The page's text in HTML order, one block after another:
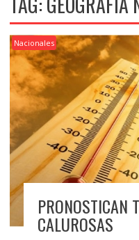
Nacionales
PRONOSTICAN
CALUROSAS